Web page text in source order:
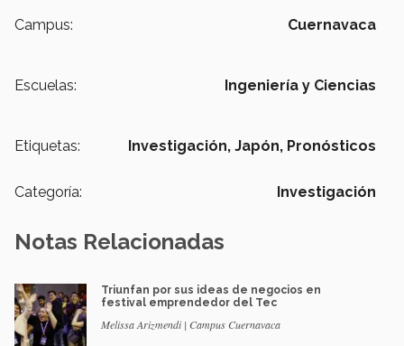
Campus: Cuernavaca
Escuelas: Ingeniería y Ciencias
Etiquetas: Investigación, Japón, Pronósticos
Categoría: Investigación
Notas Relacionadas
Triunfan por sus ideas de negocios en
festival emprendedor del Tec
Melissa Arizmendi | Campus Cuernavaca